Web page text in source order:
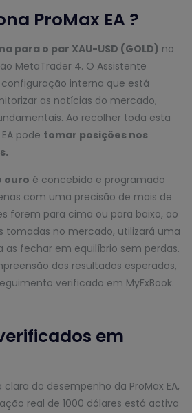
ProMax EA ?
para o par XAU-USD (GOLD) no
MetaTrader 4. O Assistente
interna que está
as notícias do mercado,
Ao recolher toda esta
pode tomar posições nos
ouro é concebido e programado
com uma precisão de mais de
forem para cima ou para baixo, ao
tomadas no mercado, utilizará uma
as fechar em equilíbrio sem perdas.
dos resultados esperados,
verificado em MyFxBook.
em
do desempenho da ProMax EA,
real de 1000 dólares está activa